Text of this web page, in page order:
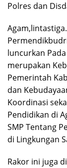
Polres dan
luncurkan
merupakan
Pemerintah
dan
Koordinasi
Pendidikan di
SMP Tentang
di Lingkungan
Rakor ini juga